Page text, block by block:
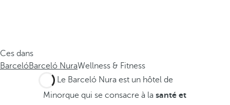
Ces dans
BarcelóBarceló NuraWellness & Fitness
Le Barceló Nura est un hôtel de
Minorque qui se consacre à lasanté et